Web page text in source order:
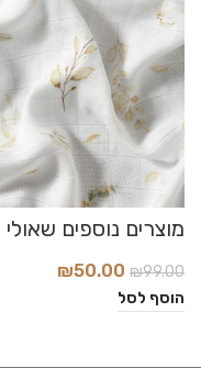
₪99.00
₪50.00
הוסף לסל